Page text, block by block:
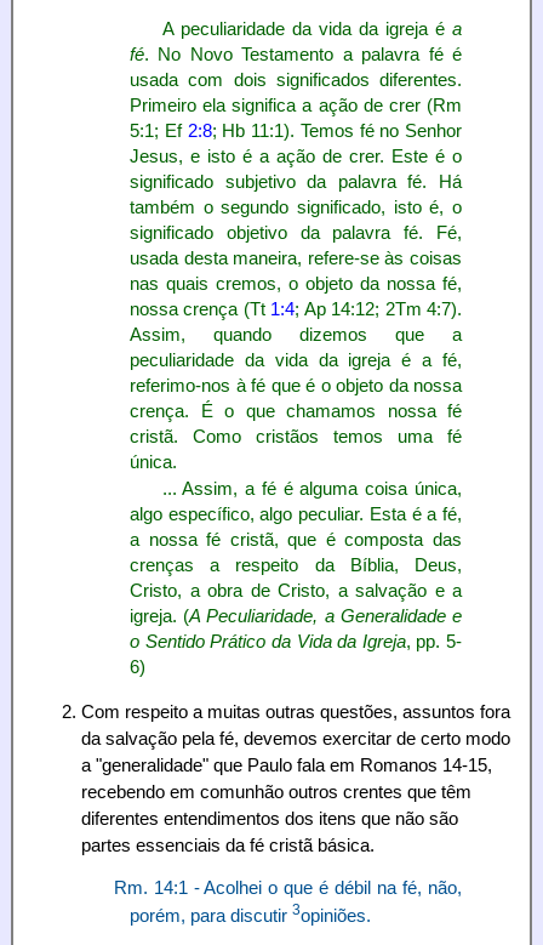
A peculiaridade da vida da igreja é a
fé. No Novo Testamento a palavra fé é
usada com dois significados diferentes.
Primeiro ela significa a ação de crer (Rm
5:1; Ef 2:8; Hb 11:1). Temos fé no Senhor
Jesus, e isto é a ação de crer. Este é o
significado subjetivo da palavra fé. Há
também o segundo significado, isto é, o
significado objetivo da palavra fé. Fé,
usada desta maneira, refere-se às coisas
nas quais cremos, o objeto da nossa fé,
nossa crença (Tt 1:4; Ap 14:12; 2Tm 4:7).
Assim, quando dizemos que a
peculiaridade da vida da igreja é a fé,
referimo-nos à fé que é o objeto da nossa
crença. É o que chamamos nossa fé
cristã. Como cristãos temos uma fé
única.
... Assim, a fé é alguma coisa única,
algo específico, algo peculiar. Esta é a fé,
a nossa fé cristã, que é composta das
crenças a respeito da Bíblia, Deus,
Cristo, a obra de Cristo, a salvação e a
igreja. (A Peculiaridade, a Generalidade e
o Sentido Prático da Vida da Igreja, pp. 5-
6)
Com respeito a muitas outras questões, assuntos fora
da salvação pela fé, devemos exercitar de certo modo
a "generalidade" que Paulo fala em Romanos 14-15,
recebendo em comunhão outros crentes que têm
diferentes entendimentos dos itens que não são
partes essenciais da fé cristã básica.
Rm. 14:1 - Acolhei o que é débil na fé, não,
porém, para discutir 3opiniões.